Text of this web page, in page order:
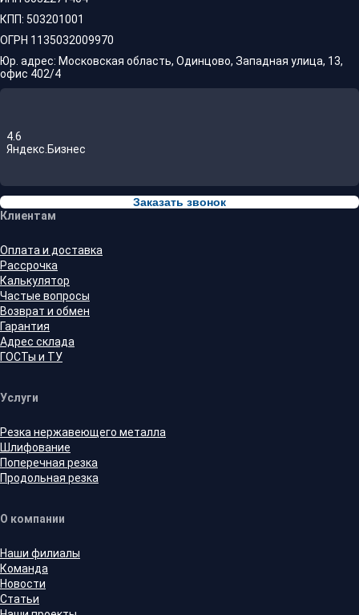
КПП: 503201001
ОГРН 1135032009970
Юр. адрес: Московская область, Одинцово, Западная улица, 13,
офис 402/4
4.6
Яндекс.Бизнес
Заказать звонок
Клиентам
Оплата и доставка
Рассрочка
Калькулятор
Частые вопросы
Возврат и обмен
Гарантия
Адрес склада
ГОСТы и ТУ
Услуги
Резка нержавеющего металла
Шлифование
Поперечная резка
Продольная резка
О компании
Наши филиалы
Команда
Новости
Статьи